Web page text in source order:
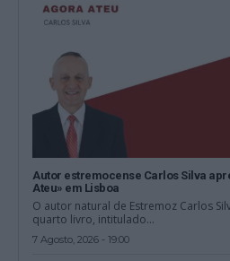
Autor estremocense Carlos Silva
Ateu» em Lisboa
O autor natural de Estremoz Carlos
quarto livro, intitulado...
7 Agosto, 2026 - 19:00